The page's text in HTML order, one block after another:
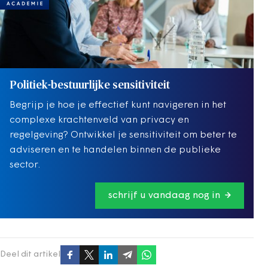
Politiek-bestuurlijke sensitiviteit
Begrijp je hoe je effectief kunt navigeren in het
complexe krachtenveld van privacy en
regelgeving? Ontwikkel je sensitiviteit om beter te
adviseren en te handelen binnen de publieke
sector.
schrijf u vandaag nog in
Deel dit artikel